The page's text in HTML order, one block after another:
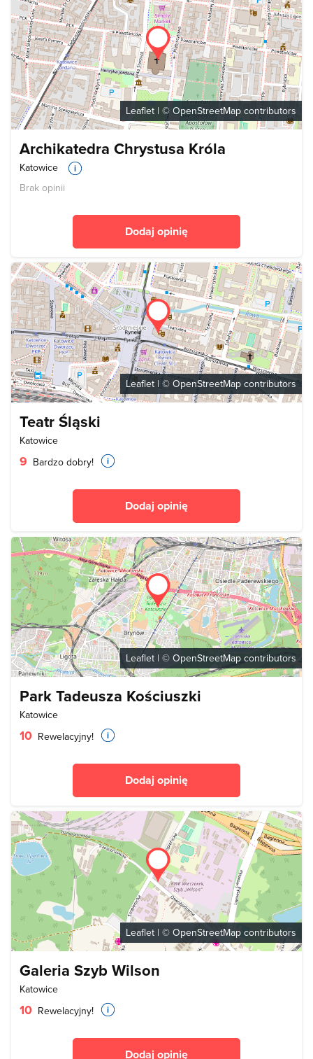
Leaflet | © OpenStreetMap contributors
Archikatedra Chrystusa Króla
Katowice
Brak opinii
Dodaj opinię
Leaflet | © OpenStreetMap contributors
Teatr Śląski
Katowice
9 Bardzo dobry!
Dodaj opinię
Leaflet | © OpenStreetMap contributors
Park Tadeusza Kościuszki
Katowice
10 Rewelacyjny!
Dodaj opinię
Leaflet | © OpenStreetMap contributors
Galeria Szyb Wilson
Katowice
10 Rewelacyjny!
Dodaj opinię